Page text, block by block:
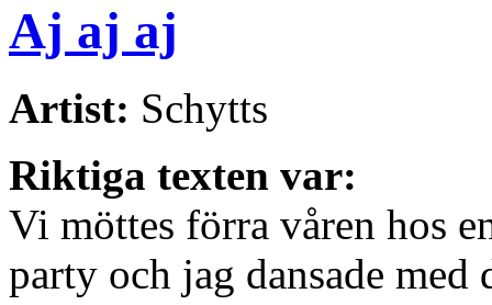
Aj aj aj
Artist: Schytts
Riktiga texten var:
Vi möttes förra våren hos
party och jag dansade med